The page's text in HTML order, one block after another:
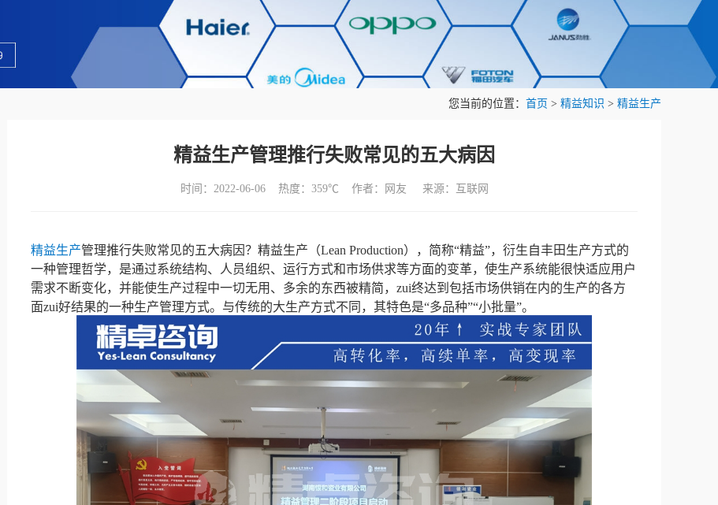
您当前的位置： 首页 > 精益知识 > 精益生产
精益生产管理推行失败常见的五大病因
时间：2022-06-06 热度： 359℃ 作者：网友 来源：互联网
精益生产管理推行失败常见的五大病因？精益生产（Lean Production），简称“精益”，衍生自丰田生产方式的
一种管理哲学，是通过系统结构、人员组织、运行方式和市场供求等方面的变革，使生产系统能很快适应用户
需求不断变化，并能使生产过程中一切无用、多余的东西被精简，zui终达到包括市场供销在内的生产的各方
面zui好结果的一种生产管理方式。与传统的大生产方式不同，其特色是“多品种”“小批量”。